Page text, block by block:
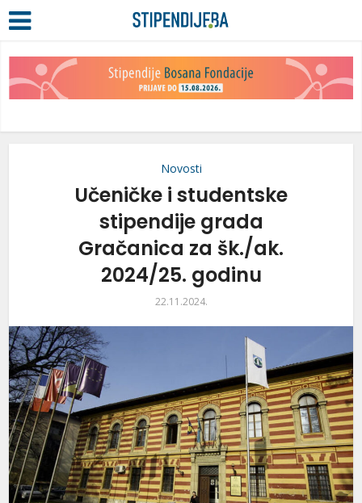
Novosti
Učeničke i studentske
stipendije grada
Gračanica za šk./ak.
2024/25. godinu
22.11.2024.